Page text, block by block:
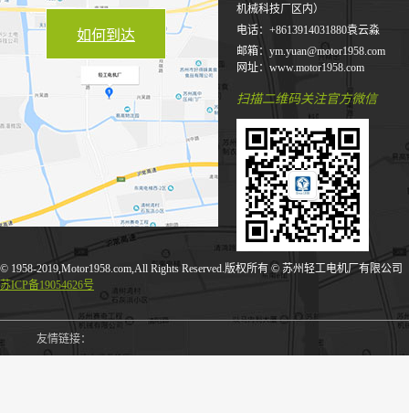
如何到达
机械科技厂区内）
电话：+8613914031880袁云淼
邮箱：ym.yuan@motor1958.com
网址：www.motor1958.com
扫描二维码关注官方微信
© 1958-2019,Motor1958.com,All Rights Reserved.版权所有 © 苏州轻工电机厂有限公司
苏ICP备19054626号
友情链接：